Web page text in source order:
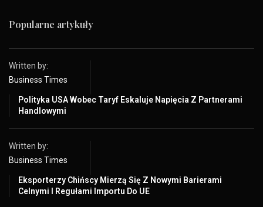
Popularne artykuły
Written by:
Business Times
Polityka USA Wobec Taryf Eskaluje Napięcia Z Partnerami
Handlowymi
Written by:
Business Times
Eksporterzy Chińscy Mierzą Się Z Nowymi Barierami
Celnymi I Regułami Importu Do UE